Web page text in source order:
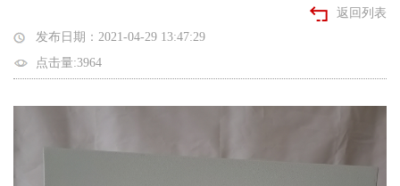
返回列表
发布日期：2021-04-29 13:47:29
点击量:3964